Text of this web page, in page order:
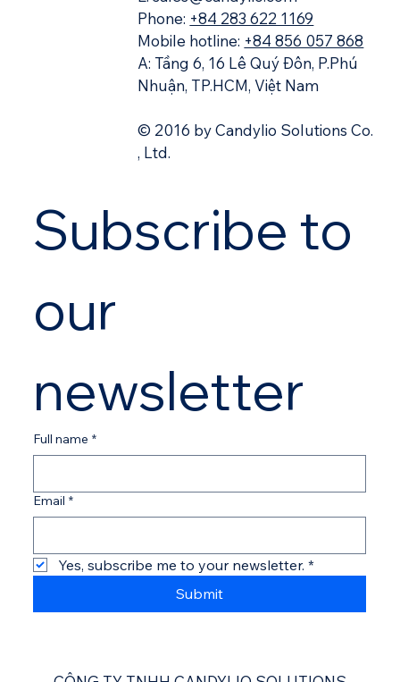
Subscribe to
our
newsletter
Full name *
Email *
Yes, subscribe me to your newsletter. *
Submit
Phone: +84 283 622 1169
Mobile hotline: +84 856 057 868
A: Tầng 6, 16 Lê Quý Đôn, P.Phú
Nhuận, TP.HCM, Việt Nam
© 2016 by Candylio Solutions Co.
, Ltd.